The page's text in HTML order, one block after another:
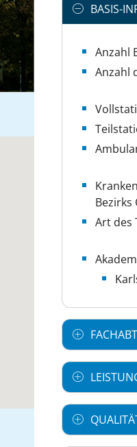
BASIS-
Anzahl
Anzahl
Bezirks
Art des